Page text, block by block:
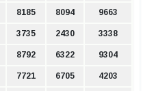
8185 8094 9663
3735 2430 3338
8792 6322 9304
7721 6705 4203